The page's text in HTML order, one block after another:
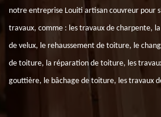
notre entreprise Louiti artisan couvreur pour
travaux, comme : les travaux de charpente,
de velux, le rehaussement de toiture, le
de toiture, la réparation de toiture, les
gouttière, le bâchage de toiture, les travaux